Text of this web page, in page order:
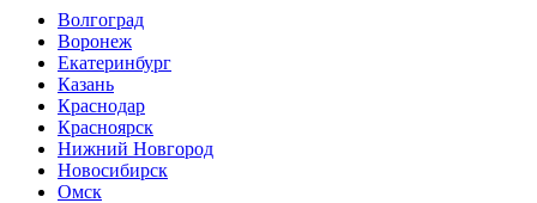
Волгоград
Воронеж
Екатеринбург
Казань
Краснодар
Красноярск
Нижний Новгород
Новосибирск
Омск